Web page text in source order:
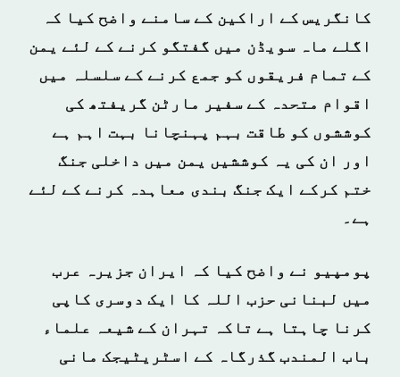
کانگریس کے اراکین کے سامنے واضح کیا کہ
اگلے ماہ سویڈن میں گفتگو کرنے کے لئے یمن
کے تمام فریقوں کو جمع کرنے کے سلسلہ میں
اقوام متحدہ کے سفیر مارٹن گریفتھ کی
کوششوں کو طاقت بہم پہنچانا بہت اہم ہے
اور ان کی یہ کوششیں یمن میں داخلی جنگ
ختم کرکے ایک جنگ بندی معاہدہ کرنے کے لئے
ہے۔
پومپیو نے واضح کیا کہ ایران جزیرہ عرب
میں لبنانی حزب اللہ کا ایک دوسری کاپی
کرنا چاہتا ہے تاکہ تہران کے شیعہ علماء
باب المندب گذرگاہ کے اسٹریٹیجک مانی